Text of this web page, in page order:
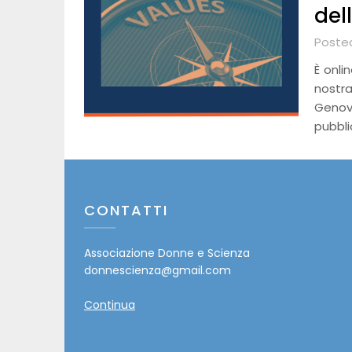
È
CONTATTI
Associazione Donne e Scienza
donnescienza@gmail.com
Continua